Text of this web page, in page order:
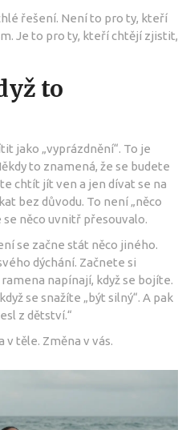
řešení. Není to pro ty, kteří
Je to pro ty, kteří chtějí zjistit,
to
jako „vyprázdnění“. To je
to znamená, že se budete
chtít jít ven a jen dívat se na
bez důvodu. To není „něco
něco uvnitř přesouvalo.
se začne stát něco jiného.
dýchání. Začnete si
napínají, když se bojíte.
se snažíte „být silný“. A pak
z dětství.“
v těle. Změna v vás.